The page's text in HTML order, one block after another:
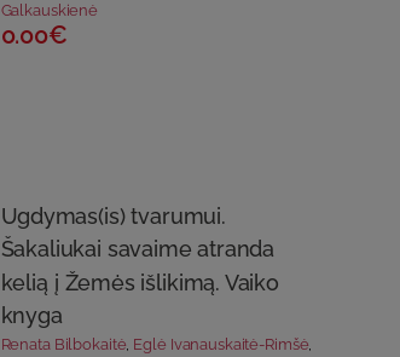
Galkauskienė
0.00€
Ugdymas(is) tvarumui.
Šakaliukai savaime atranda
kelią į Žemės išlikimą. Vaiko
knyga
Renata Bilbokaitė Eglė Ivanauskaitė-Rimšė